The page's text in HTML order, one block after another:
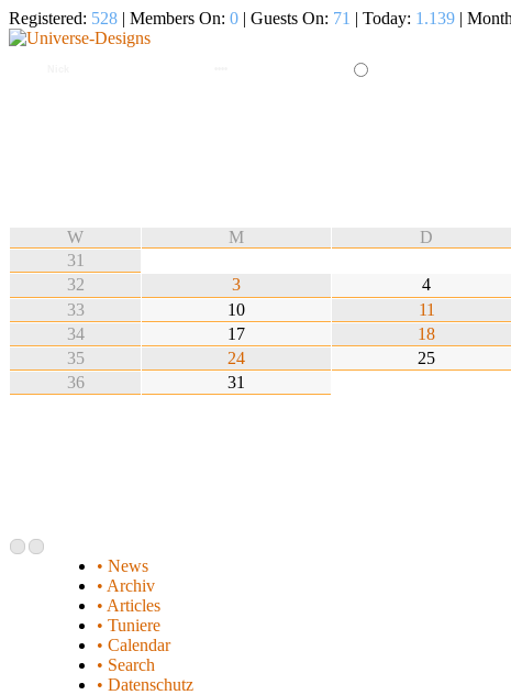
Registered: 528 | Members On: 0 | Guests On: 71 | Today: 1.139 |
W
M D
31
32
3 4
33
10 11
34
17 18
35
24 25
36
31
• News
• Archiv
• Articles
• Tuniere
• Calendar
• Search
• Datenschutz